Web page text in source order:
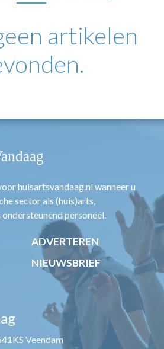
VAKHANDEL
artikelen
huisartsvandaag.nl wanneer u
sector als (huis)arts,
personeel.
ADVERTEREN
NIEUWSBRIEF
Veendam